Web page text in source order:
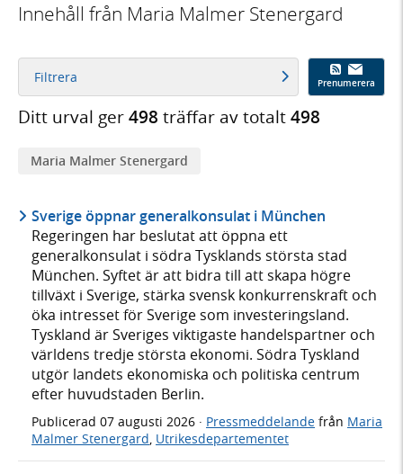
Innehåll från Maria Malmer Stenergard
Filtrera Prenumerera
Ditt urval ger498 träffar av totalt498
Maria Malmer Stenergard
Sverige öppnar generalkonsulat i München
Regeringen har beslutat att öppna ett
generalkonsulat i södra Tysklands största stad
München. Syftet är att bidra till att skapa högre
tillväxt i Sverige, stärka svensk konkurrenskraft och
öka intresset för Sverige som investeringsland.
Tyskland är Sveriges viktigaste handelspartner och
världens tredje största ekonomi. Södra Tyskland
utgör landets ekonomiska och politiska centrum
efter huvudstaden Berlin.
Publicerad 07 augusti 2026 · Pressmeddelande från Maria
Malmer Stenergard, Utrikesdepartementet